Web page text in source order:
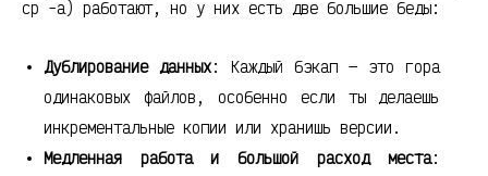
cp -a) работают, но у них есть две большие беды:
Дублирование данных: Каждый бэкап — это гора
одинаковых файлов, особенно если ты делаешь
инкрементальные копии или хранишь версии.
Медленная работа и большой расход места: